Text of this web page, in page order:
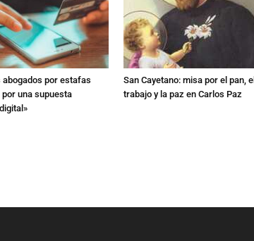
abogados por estafas
una supuesta
San Cayetano: misa por el pan, el
trabajo y la paz en Carlos Paz